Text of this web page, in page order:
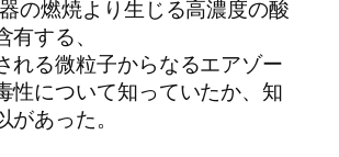
の燃焼より生じる高濃度の酸
する、
れる微粒子からなるエアゾー
性について知っていたか、知
があった。